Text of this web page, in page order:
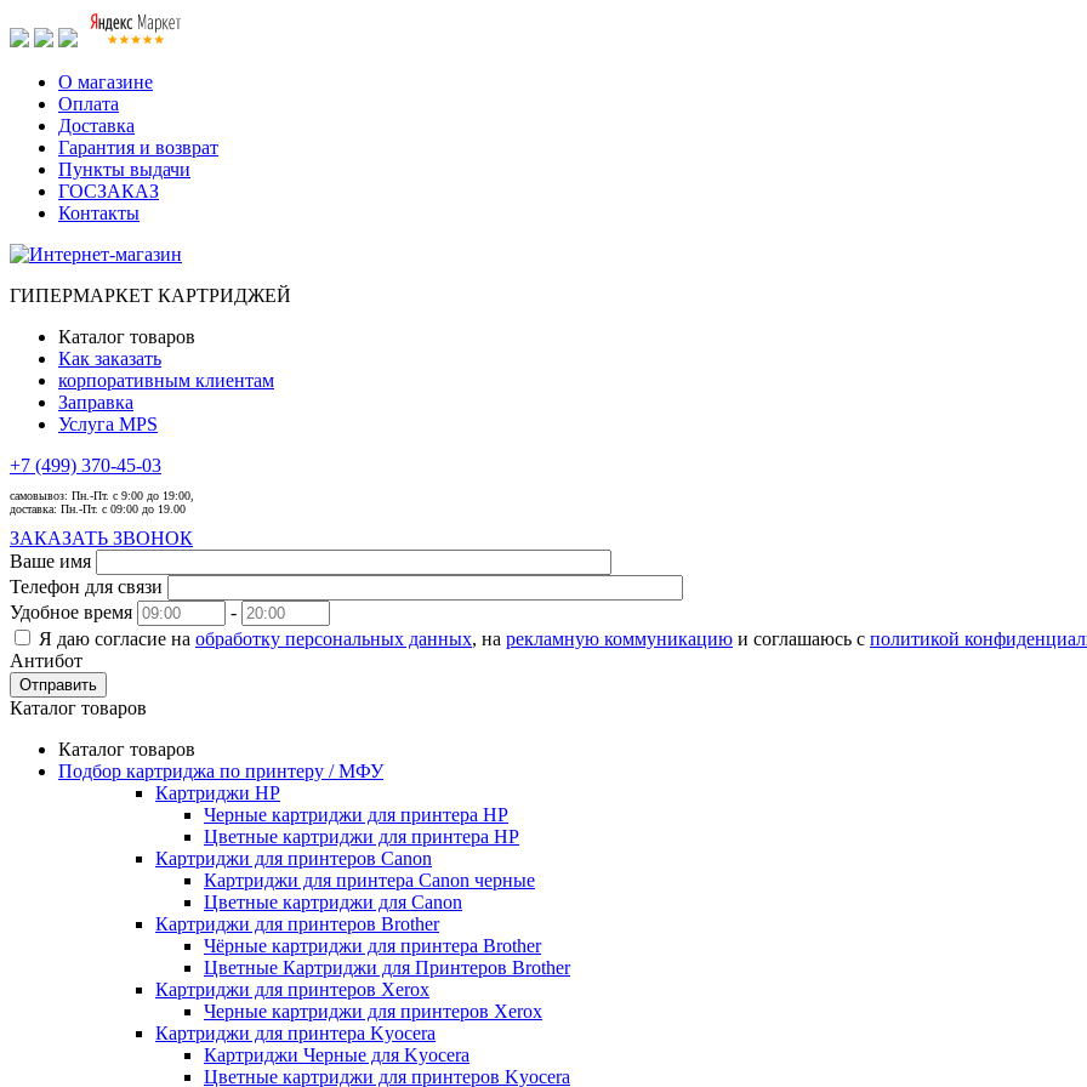
О магазине
Оплата
Доставка
Гарантия и возврат
Пункты выдачи
ГОСЗАКАЗ
Контакты
ГИПЕРМАРКЕТ КАРТРИДЖЕЙ
Каталог товаров
Как заказать
корпоративным клиентам
Заправка
Услуга MPS
+7 (499) 370-45-03
самовывоз: Пн.-Пт. с 9:00 до 19:00,
доставка: Пн.-Пт. с 09:00 до 19.00
ЗАКАЗАТЬ ЗВОНОК
Ваше имя
Телефон для связи
Удобное время
-
Я даю согласие на обработку персональных данных, на рекламную коммуникацию и соглашаюсь с политикой
Антибот
Отправить
Каталог товаров
Каталог товаров
Подбор картриджа по принтеру / МФУ
Картриджи HP
Черные картриджи для принтера HP
Цветные картриджи для принтера HP
Картриджи для принтеров Сanon
Картриджи для принтера Сanon черные
Цветные картриджи для Сanon
Картриджи для принтеров Brother
Чёрные картриджи для принтера Brother
Цветные Картриджи для Принтеров Brother
Картриджи для принтеров Xerox
Черные картриджи для принтеров Xerox
Картриджи для принтера Kyocera
Картриджи Черные для Kyocera
Цветные картриджи для принтеров Kyocera